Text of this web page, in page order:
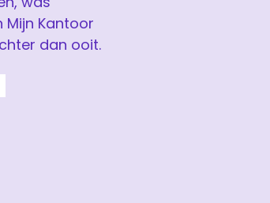
Kantoor
dan ooit.